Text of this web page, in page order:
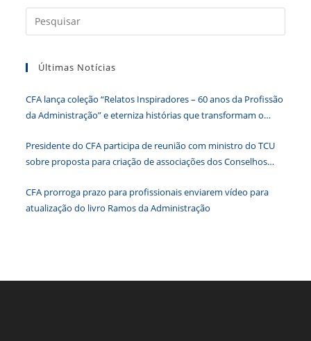
o
o
k
n p
p
g
er
n
dl
a
Últimas Notícias
CFA lança coleção “Relatos Inspiradores – 60 anos da Profissão
da Administração” e eterniza histórias que transformam o
Presidente do CFA participa de reunião com ministro do TCU
sobre proposta para criação de associações dos Conselhos
CFA prorroga prazo para profissionais enviarem vídeo para
atualização do livro Ramos da Administração